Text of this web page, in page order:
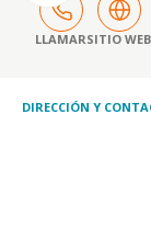
LLAMARSITIO WEB
DIRECCIÓN Y